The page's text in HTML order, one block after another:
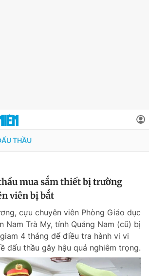
Tin 24h
THẦU
mua sắm thiết bị trường
viên bị bắt
cựu chuyên viên Phòng Giáo dục
Nam Trà My, tỉnh Quảng Nam (cũ) bị
4 tháng để điều tra hành vi vi
đấu thầu gây hậu quả nghiêm trọng.